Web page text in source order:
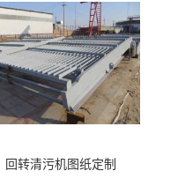
回转清污机图纸定制